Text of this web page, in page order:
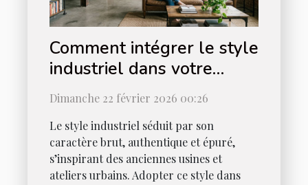
Comment intégrer le style
industriel dans votre
intérieur ?
Dimanche 22 février 2026 00:26
Le style industriel séduit par son
caractère brut, authentique et épuré,
s’inspirant des anciennes usines et
ateliers urbains. Adopter ce style dans